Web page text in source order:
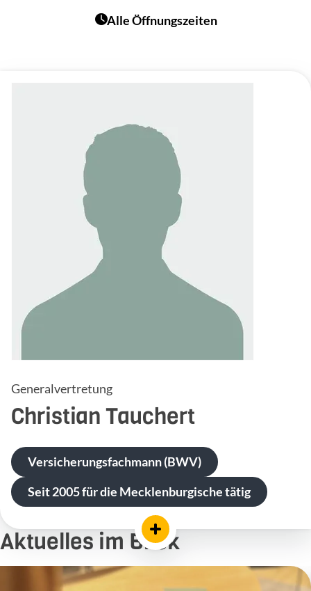
Alle Öffnungszeiten
Generalvertretung
ChristianTauchert
Versicherungsfachmann (BWV)
Seit 2005 für die Mecklenburgische tätig
Aktuelles im Blick